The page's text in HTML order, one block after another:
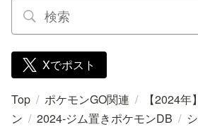
Xでポスト
Top / ポケモンGO関連 /
【2024
ン / 2024-ジム置きポケモンDB /